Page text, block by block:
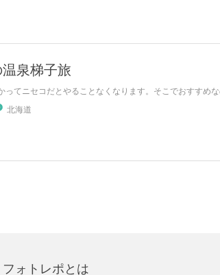
泉梯子旅
ってニセコだとやることなくなります。そこでおすすめ
北海道
フォトレポとは